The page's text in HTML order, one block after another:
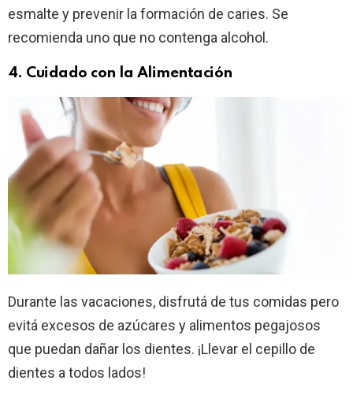
esmalte y prevenir la formación de caries. Se
recomienda uno que no contenga alcohol.
4. Cuidado con la Alimentación
Durante las vacaciones, disfrutá de tus comidas pero
evitá excesos de azúcares y alimentos pegajosos
que puedan dañar los dientes. ¡Llevar el cepillo de
dientes a todos lados!